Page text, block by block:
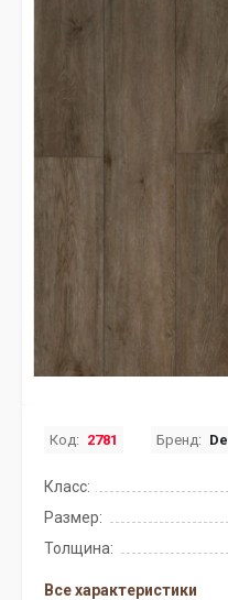
Код: 2781 Бренд:
Класс:
Размер:
Толщина:
Все характеристики